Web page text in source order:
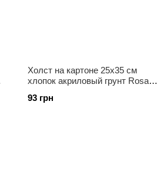
Холст на картоне 25x35 см
хлопок акриловый грунт Rosa
93 грн